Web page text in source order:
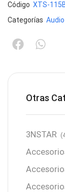
Código XTS-
Categorías
Otras
3NSTAR